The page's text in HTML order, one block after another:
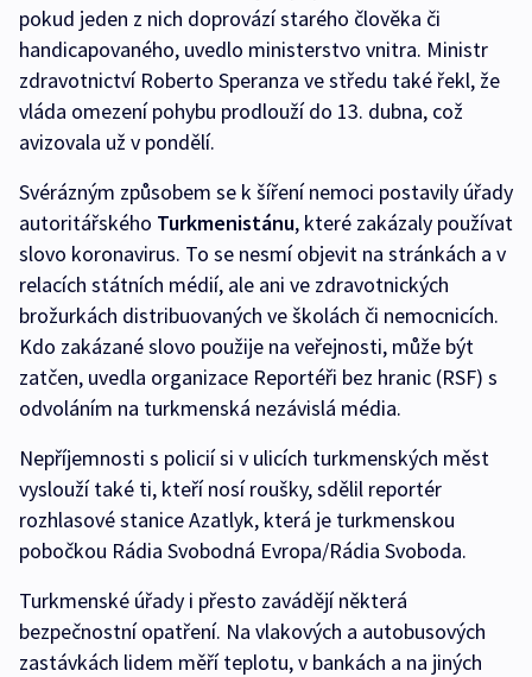
pokud jeden z nich doprovází starého člověka či
handicapovaného, uvedlo ministerstvo vnitra. Ministr
zdravotnictví Roberto Speranza ve středu také řekl, že
vláda omezení pohybu prodlouží do 13. dubna, což
avizovala už v pondělí.
Svérázným způsobem se k šíření nemoci postavily úřady
autoritářského Turkmenistánu, které zakázaly používat
slovo koronavirus. To se nesmí objevit na stránkách a v
relacích státních médií, ale ani ve zdravotnických
brožurkách distribuovaných ve školách či nemocnicích.
Kdo zakázané slovo použije na veřejnosti, může být
zatčen, uvedla organizace Reportéři bez hranic (RSF) s
odvoláním na turkmenská nezávislá média.
Nepříjemnosti s policií si v ulicích turkmenských měst
vyslouží také ti, kteří nosí roušky, sdělil reportér
rozhlasové stanice Azatlyk, která je turkmenskou
pobočkou Rádia Svobodná Evropa/Rádia Svoboda.
Turkmenské úřady i přesto zavádějí některá
bezpečnostní opatření. Na vlakových a autobusových
zastávkách lidem měří teplotu, v bankách a na jiných